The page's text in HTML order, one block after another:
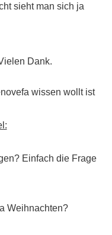
sieht man sich ja
Dank.
wissen wollt ist
Einfach die Frage
Weihnachten?